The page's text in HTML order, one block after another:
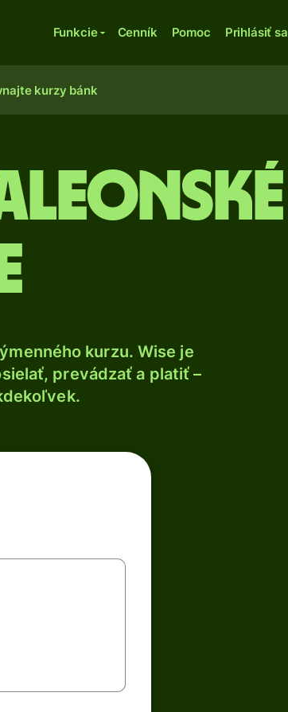
Funkcie Cenník Pomoc Prihlásiť sa
kurzy bánk
kurzu. Wise je
prevádzať a platiť –